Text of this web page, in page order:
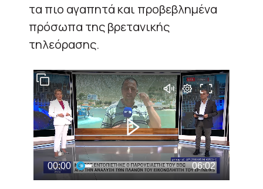
τα πιο αγαπητά και προβεβλημένα
πρόσωπα της βρετανικής
τηλεόρασης.